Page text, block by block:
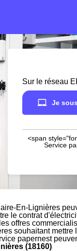
Sur le réseau
Je
<span
Service
En-Lignières
le contrat
offres
souhaitant
papernest
(18160)